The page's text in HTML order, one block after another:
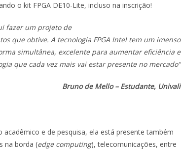
o kit FPGA DE10-Lite, incluso na inscrição!
fazer um projeto de
que obtive. A tecnologia FPGA Intel tem um imenso
simultânea, excelente para aumentar eficiência e
que cada vez mais vai estar presente no mercado”
Bruno de Mello – Estudante, Univali
e de pesquisa, ela está presente também
na borda (edge computing), telecomunicações, entre